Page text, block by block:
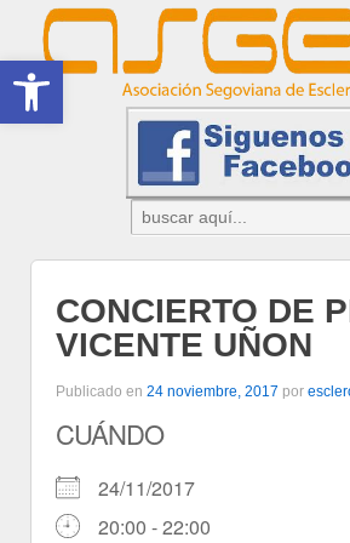
Abrir barra de herramientas
CONCIERTO DE
VICENTE UÑON
Publicado en 24 noviembre, 2017 por
CUÁNDO
24/11/2017
20:00 - 22:00